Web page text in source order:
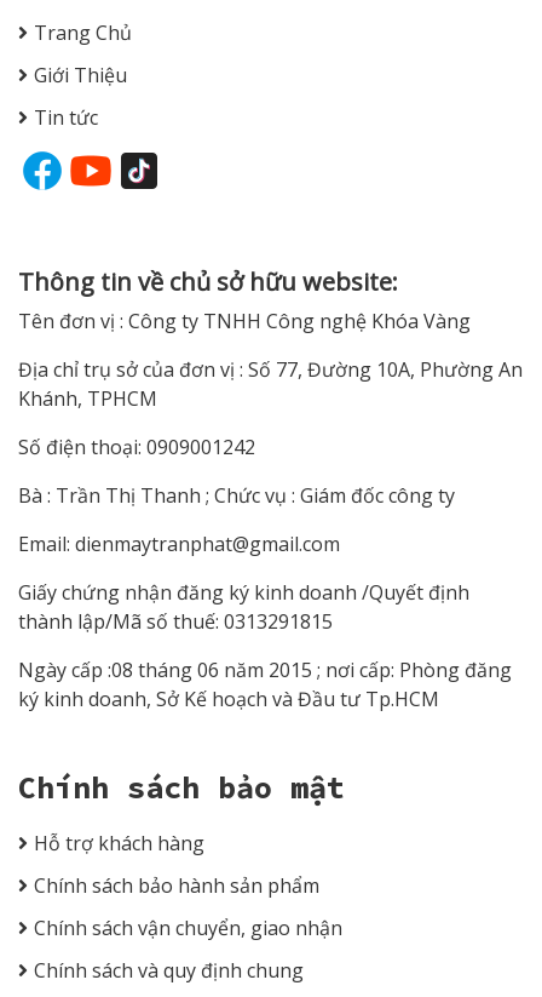
Trang Chủ
Giới Thiệu
Tin tức
Thông tin về chủ sở hữu website:
Tên đơn vị : Công ty TNHH Công nghệ Khóa Vàng
Địa chỉ trụ sở của đơn vị : Số 77, Đường 10A, Phường An
Khánh, TPHCM
Số điện thoại: 0909001242
Bà : Trần Thị Thanh ; Chức vụ : Giám đốc công ty
Email: dienmaytranphat@gmail.com
Giấy chứng nhận đăng ký kinh doanh /Quyết định
thành lập/Mã số thuế: 0313291815
Ngày cấp :08 tháng 06 năm 2015 ; nơi cấp: Phòng đăng
ký kinh doanh, Sở Kế hoạch và Đầu tư Tp.HCM
Chính sách bảo mật
Hỗ trợ khách hàng
Chính sách bảo hành sản phẩm
Chính sách vận chuyển, giao nhận
Chính sách và quy định chung